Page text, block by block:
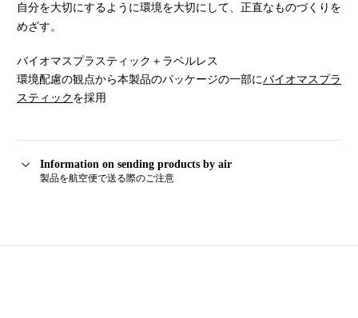
自分を大切にするように環境を大切にして、正直なものづくりを
めざす。
バイオマスプラスティック＋ラベルレス
環境配慮の観点から本製品のパッケージの一部にバイオマスプラ
スティックを採用
Information on sending products by air
製品を航空便で送る際のご注意